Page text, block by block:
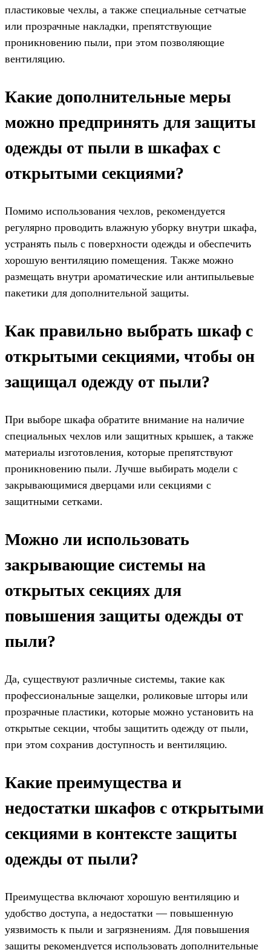
пластиковые чехлы, а также специальные сетчатые
или прозрачные накладки, препятствующие
проникновению пыли, при этом позволяющие
вентиляцию.
Какие дополнительные меры
можно предпринять для защиты
одежды от пыли в шкафах с
открытыми секциями?
Помимо использования чехлов, рекомендуется
регулярно проводить влажную уборку внутри шкафа,
устранять пыль с поверхности одежды и обеспечить
хорошую вентиляцию помещения. Также можно
размещать внутри ароматические или антипыльевые
пакетики для дополнительной защиты.
Как правильно выбрать шкаф с
открытыми секциями, чтобы он
защищал одежду от пыли?
При выборе шкафа обратите внимание на наличие
специальных чехлов или защитных крышек, а также
материалы изготовления, которые препятствуют
проникновению пыли. Лучше выбирать модели с
закрывающимися дверцами или секциями с
защитными сетками.
Можно ли использовать
закрывающие системы на
открытых секциях для
повышения защиты одежды от
пыли?
Да, существуют различные системы, такие как
профессиональные защелки, роликовые шторы или
прозрачные пластики, которые можно установить на
открытые секции, чтобы защитить одежду от пыли,
при этом сохранив доступность и вентиляцию.
Какие преимущества и
недостатки шкафов с открытыми
секциями в контексте защиты
одежды от пыли?
Преимущества включают хорошую вентиляцию и
удобство доступа, а недостатки — повышенную
уязвимость к пыли и загрязнениям. Для повышения
защиты рекомендуется использовать дополнительные